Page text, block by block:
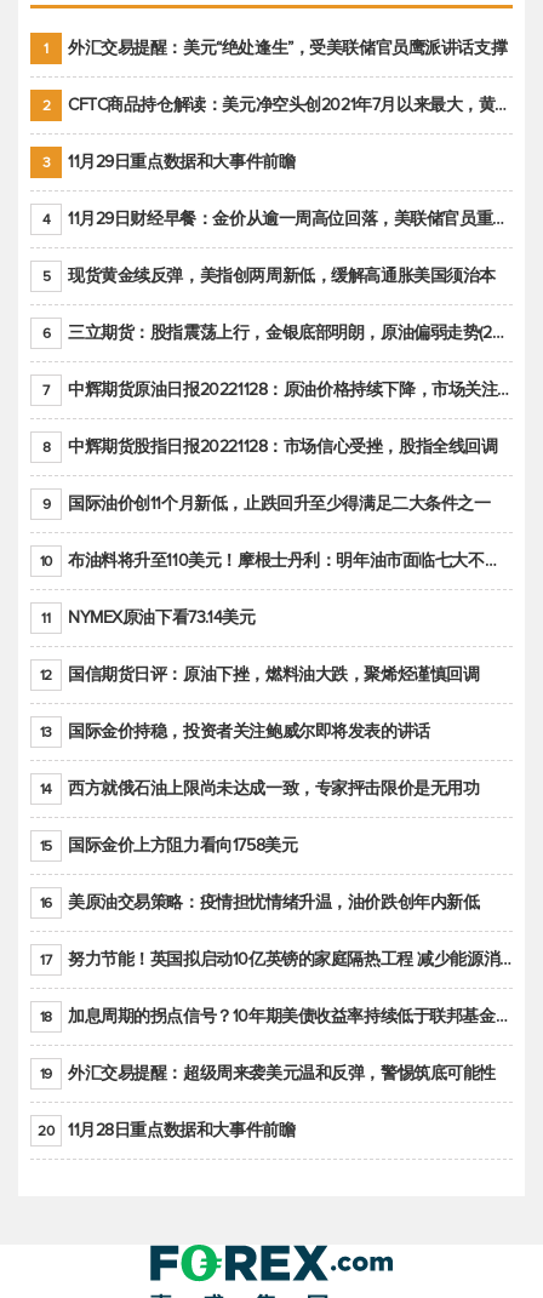
1 外汇交易提醒：美元“绝处逢生”，受美联储官员鹰派讲话支撑
2 CFTC商品持仓解读：美元净空头创2021年7月以来最大，黄金期货投机性净多头头寸减少
3 11月29日重点数据和大事件前瞻
4 11月29日财经早餐：金价从逾一周高位回落，美联储官员重申鹰派立场推动美元回升
5 现货黄金续反弹，美指创两周新低，缓解高通胀美国须治本
6 三立期货：股指震荡上行，金银底部明朗，原油偏弱走势(20221128收评)
7 中辉期货原油日报20221128：原油价格持续下降，市场关注OPEC+新一轮产能政策
8 中辉期货股指日报20221128：市场信心受挫，股指全线回调
9 国际油价创11个月新低，止跌回升至少得满足二大条件之一
10 布油料将升至110美元！摩根士丹利：明年油市面临七大不确定性
11 NYMEX原油下看73.14美元
12 国信期货日评：原油下挫，燃料油大跌，聚烯烃谨慎回调
13 国际金价持稳，投资者关注鲍威尔即将发表的讲话
14 西方就俄石油上限尚未达成一致，专家抨击限价是无用功
15 国际金价上方阻力看向1758美元
16 美原油交易策略：疫情担忧情绪升温，油价跌创年内新低
17 努力节能！英国拟启动10亿英镑的家庭隔热工程 减少能源消耗
18 加息周期的拐点信号？10年期美债收益率持续低于联邦基金利率目标区间
19 外汇交易提醒：超级周来袭美元温和反弹，警惕筑底可能性
20 11月28日重点数据和大事件前瞻